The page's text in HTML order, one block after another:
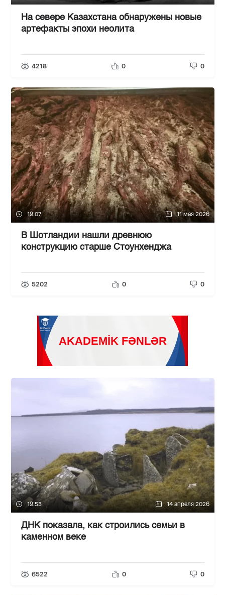
На севере Казахстана обнаружены новые
артефакты эпохи неолита
4218 0 0
19:07 11 мая 2026
В Шотландии нашли древнюю
конструкцию старше Стоунхенджа
5202 0 0
19:53 14 апреля 2026
ДНК показала, как строились семьи в
каменном веке
6522 0 0